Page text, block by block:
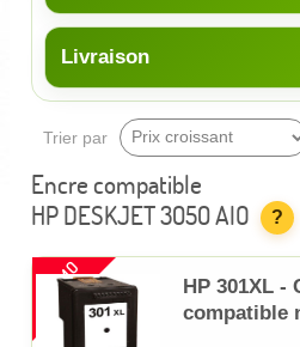
Livraison
Trier par
Encre compatible
HP DESKJET 3050 AIO
?
PROMO
HP 301XL -
compatible